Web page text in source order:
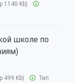
1140 Kb)
школе по
499 Kb)
Тип